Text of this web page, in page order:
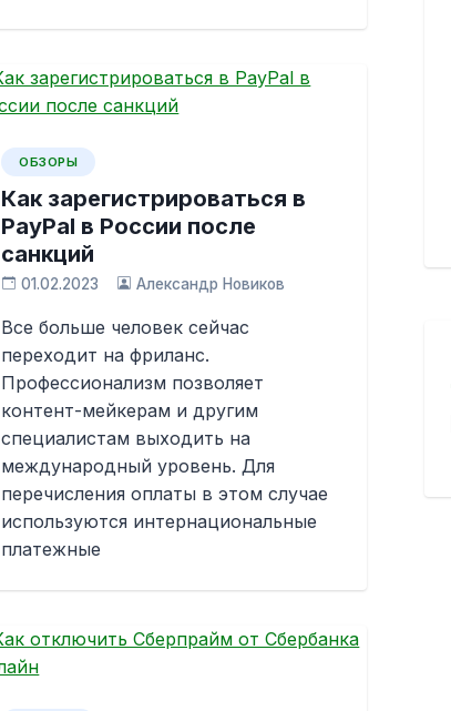
ОБЗОРЫ
Как зарегистрироваться в
PayPal в России после
санкций
01.02.2023 Александр Новиков
Все больше человек сейчас
переходит на фриланс.
Профессионализм позволяет
контент-мейкерам и другим
специалистам выходить на
международный уровень. Для
перечисления оплаты в этом случае
используются интернациональные
платежные